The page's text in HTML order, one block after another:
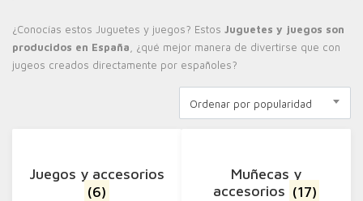
¿Conocías estos Juguetes y juegos? Estos Juguetes y juegos son
producidos en España, ¿qué mejor manera de divertirse que con
jugeos creados directamente por españoles?
Ordenar por popularidad
Juegos y accesorios
(6)
Muñecas y
accesorios (17)